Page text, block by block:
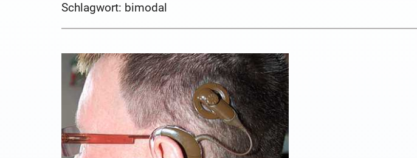
Schlagwort: bimodal